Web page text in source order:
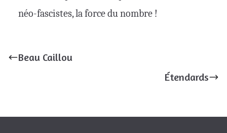
néo-fascistes, la force du nombre !
Beau Caillou
Étendards